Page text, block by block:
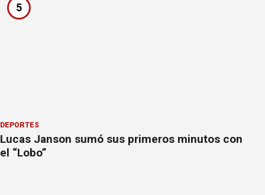
5
DEPORTES
Lucas Janson sumó sus primeros minutos con
el “Lobo”